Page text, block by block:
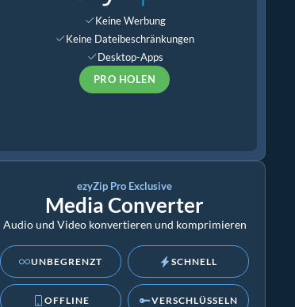
Keine Werbung
Keine Dateibeschränkungen
Desktop-Apps
PRO HOLEN
ezyZip Pro Exclusive
Media Converter
Audio und Video konvertieren und komprimieren
UNBEGRENZT SCHNELL
OFFLINE VERSCHLÜSSELN